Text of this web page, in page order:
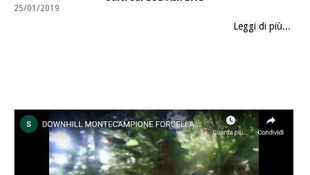
25/01/2019
Leggi di più...